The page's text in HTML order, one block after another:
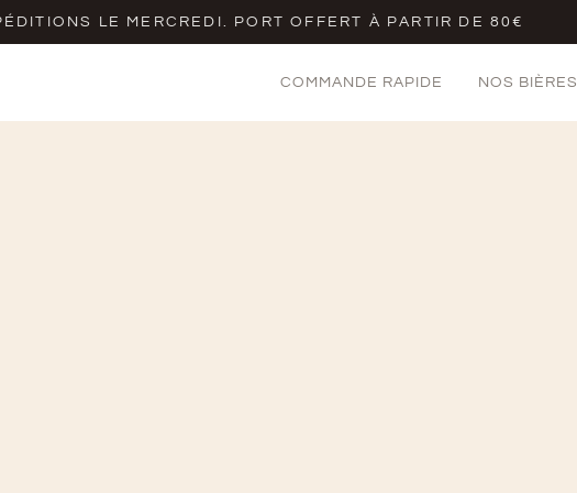
LE MERCREDI. PORT OFFERT À PARTIR DE 80€
COMMANDE RAPIDE NOS BIÈRES